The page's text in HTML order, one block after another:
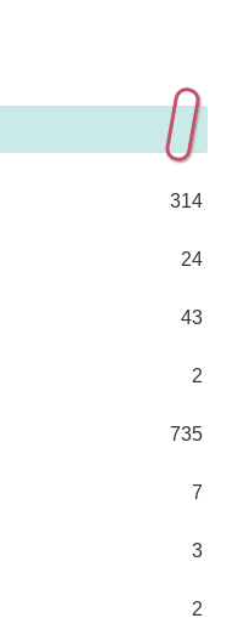
314
24
43
2
735
7
3
2